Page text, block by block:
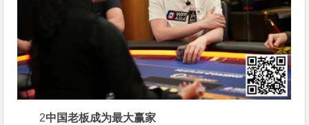
2中国老板成为最大赢家